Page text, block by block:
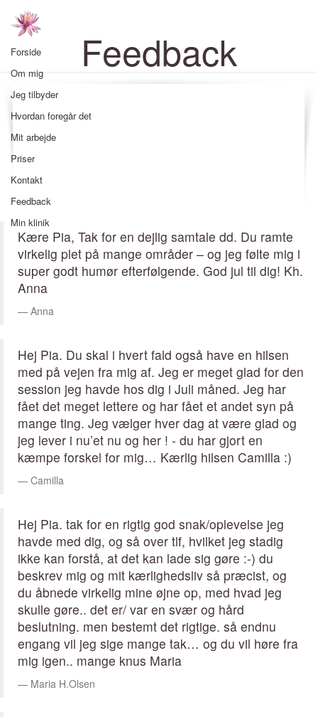
Forside
Om mig
Jeg tilbyder
Hvordan foregår det
Mit arbejde
Priser
Kontakt
Feedback
Min klinik
Feedback
Kære Pia, Tak for en dejlig samtale dd. Du ramte
virkelig plet på mange områder – og jeg følte mig i
super godt humør efterfølgende. God jul til dig! Kh.
Anna
Anna
Hej Pia. Du skal i hvert fald også have en hilsen
med på vejen fra mig af. Jeg er meget glad for den
session jeg havde hos dig i Juli måned. Jeg har
fået det meget lettere og har fået et andet syn på
mange ting. Jeg vælger hver dag at være glad og
jeg lever i nu’et nu og her ! - du har gjort en
kæmpe forskel for mig… Kærlig hilsen Camilla :)
Camilla
Hej Pia. tak for en rigtig god snak/oplevelse jeg
havde med dig, og så over tlf, hvilket jeg stadig
ikke kan forstå, at det kan lade sig gøre :-) du
beskrev mig og mit kærlighedsliv så præcist, og
du åbnede virkelig mine øjne op, med hvad jeg
skulle gøre.. det er/ var en svær og hård
beslutning. men bestemt det rigtige. så endnu
engang vil jeg sige mange tak… og du vil høre fra
mig igen.. mange knus Maria
Maria H.Olsen